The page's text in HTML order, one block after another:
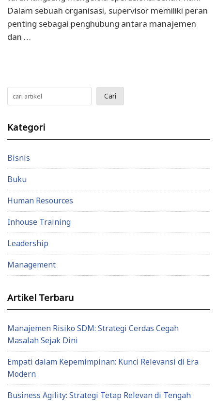
Dalam sebuah organisasi, supervisor memiliki peran
penting sebagai penghubung antara manajemen
dan …
Cari
Kategori
Bisnis
Buku
Human Resources
Inhouse Training
Leadership
Management
Artikel Terbaru
Manajemen Risiko SDM: Strategi Cerdas Cegah
Masalah Sejak Dini
Empati dalam Kepemimpinan: Kunci Relevansi di Era
Modern
Business Agility: Strategi Tetap Relevan di Tengah